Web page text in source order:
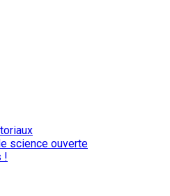
science ouverte
!